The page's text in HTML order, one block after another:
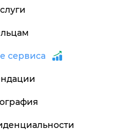
сервиса